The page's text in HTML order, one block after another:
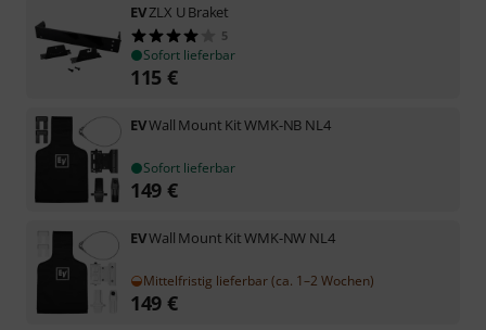
EVZLX U Braket
5
Sofort lieferbar
115 €
EVWall Mount Kit WMK-NB NL4
Sofort lieferbar
149 €
EVWall Mount Kit WMK-NW NL4
Mittelfristig lieferbar (ca. 1–2 Wochen)
149 €